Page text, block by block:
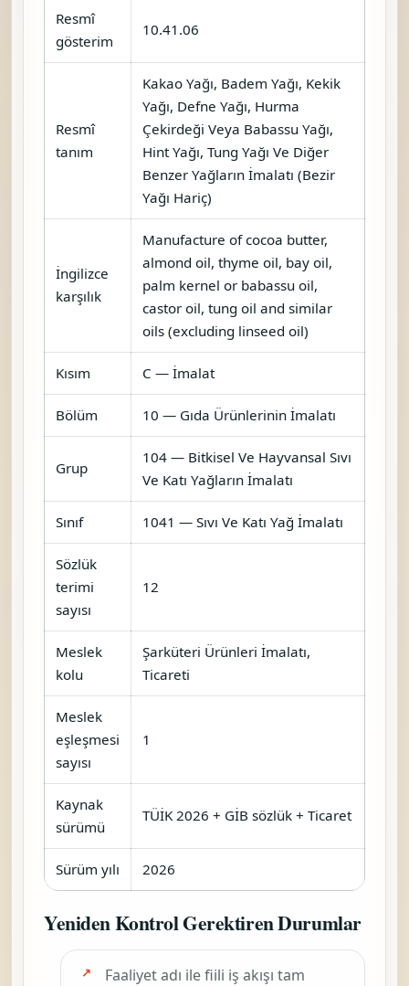
Resmî
gösterim
10.41.06
Resmî
tanım
Kakao Yağı, Badem Yağı, Kekik
Yağı, Defne Yağı, Hurma
Çekirdeği Veya Babassu Yağı,
Hint Yağı, Tung Yağı Ve Diğer
Benzer Yağların İmalatı (Bezir
Yağı Hariç)
İngilizce
karşılık
Manufacture of cocoa butter,
almond oil, thyme oil, bay oil,
palm kernel or babassu oil,
castor oil, tung oil and similar
oils (excluding linseed oil)
Kısım C — İmalat
Bölüm 10 — Gıda Ürünlerinin İmalatı
Grup
104 — Bitkisel Ve Hayvansal Sıvı
Ve Katı Yağların İmalatı
Sınıf 1041 — Sıvı Ve Katı Yağ İmalatı
Sözlük
terimi
sayısı
12
Meslek
kolu
Şarküteri Ürünleri İmalatı,
Ticareti
Meslek
eşleşmesi
sayısı
1
Kaynak
sürümü
TÜİK 2026 + GİB sözlük + Ticaret
Sürüm yılı 2026
Yeniden Kontrol Gerektiren Durumlar
Faaliyet adı ile fiili iş akışı tam